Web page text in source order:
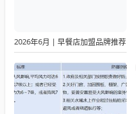
2026年6月 | 早餐店加盟品牌推荐